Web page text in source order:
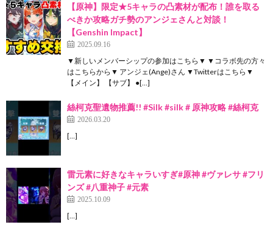
【原神】限定★5キャラの凸素材が配布！誰を取る
べきか攻略ガチ勢のアンジェさんと対談！
【Genshin Impact】
2025.09.16
▼新しいメンバーシップの参加はこちら▼ ▼コラボ先の方々
はこちらから▼ アンジェ(Ange)さん ▼Twitterはこちら▼
【メイン】 【サブ】 ●[…]
絲柯克聖遺物推薦!! #Silk #silk # 原神攻略 #絲柯克
2026.03.20
[…]
雷元素に好きなキャラいすぎ#原神 #ヴァレサ #フリ
ンズ #八重神子 #元素
2025.10.09
[…]